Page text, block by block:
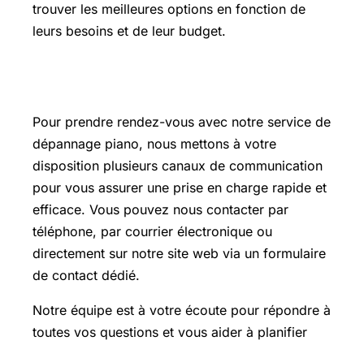
trouver les meilleures options en fonction de
leurs besoins et de leur budget.
Pour prendre rendez-vous avec notre service de
dépannage piano, nous mettons à votre
disposition plusieurs canaux de communication
pour vous assurer une prise en charge rapide et
efficace. Vous pouvez nous contacter par
téléphone, par courrier électronique ou
directement sur notre site web via un formulaire
de contact dédié.
Notre équipe est à votre écoute pour répondre à
toutes vos questions et vous aider à planifier